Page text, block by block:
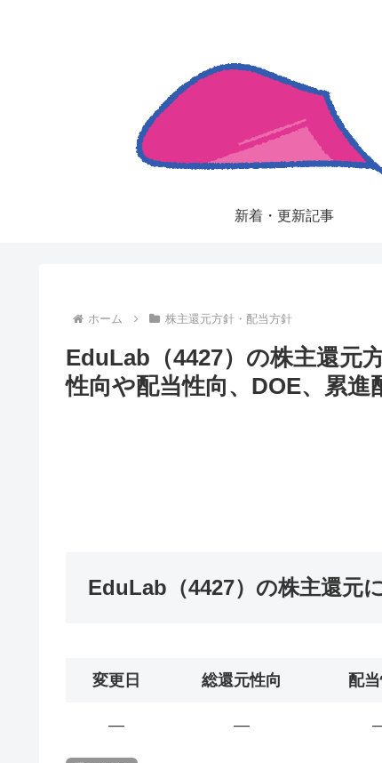
新着・更新記事
ホーム 株主還元方針・配当方針
EduLab（4427）の株主還元
性向や配当性向、DOE、累進
EduLab（4427）の株主還元
変更日 総還元性向 配
― ―